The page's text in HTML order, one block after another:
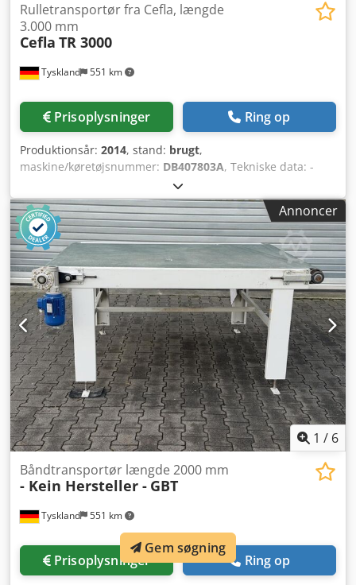
Tyskland 551 km
Rulletransportør fra Cefla, længde
3.000 mm
Cefla TR 3000
Prisoplysninger Ring op
Produktionsår: 2014, stand: brugt,
maskine/køretøjsnummer: DB407803A, Tekniske data: -
Fabrikat: Cefla - Type: TR 3000 Chsdpjyatdzofx Alfea -
Årgang: 2014 - Med separat styreskab -
Fremføringsjustering ~ 2,2 - 20 m/min. - Nødstop - Visning
af frekvensomformer - Transportlængde: 3.000 mm -
Arbejdsbredde: 1.300 mm - Rullelængde: 1.450 mm -
Arbejdshøjde: 900 +-20 mm - Rullediameter: 65 mm -
Rulledeling: 120 mm - Installeret effekt: 0,8 kW - Udførelse:
EX ATEX - Placering: på lager
Annoncer
1 / 6
Tyskland 551 km
Båndtransportør længde 2000 mm
- Kein Hersteller - GBT
Prisoplysninger Ring op
Gem søgning